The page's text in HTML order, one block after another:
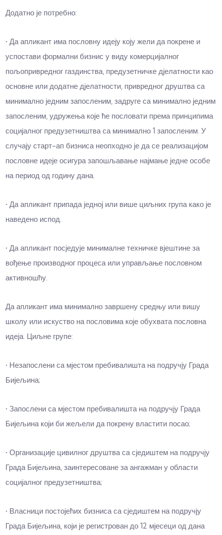
Додатно је потребно:
• Да апликант има пословну идеју коју жели да покрене и
успостави формални бизнис у виду комерцијалног
пољопривредног газдинства, предузетничке д‌јелатности као
основне или додатне д‌јелатности, привредног друштва са
минимално једним запосленим, задруге са минимално једним
запосленим, удружења које ће пословати према принципима
социјалног предузетништва са минимално 1 запосленим. У
случају старт-ап бизниса неопходно је да се реализацијом
пословне идеје осигура запошљавање најмање једне особе
на период од годину дана.
• Да апликант припада једној или више циљних група како је
наведено испод.
• Да апликант посједује минималне техничке вјештине за
вођење производног процеса или управљање пословном
активношћу.
Да апликант има минимално завршену средњу или вишу
школу или искуство на пословима које обухвата пословна
идеја. Циљне групе:
• Незапослени са мјестом пребивалишта на подручју Града
Бијељина;
• Запослени са мјестом пребивалишта на подручју Града
Бијељина који би жељели да покрену властити посао;
• Организације цивилног друштва са сједиштем на подручју
Града Бијељина, заинтересоване за ангажман у области
социјалног предузетништва;
• Власници постојећих бизниса са сједиштем на подручју
Града Бијељина, који је регистрован до 12 мјесеци од дана